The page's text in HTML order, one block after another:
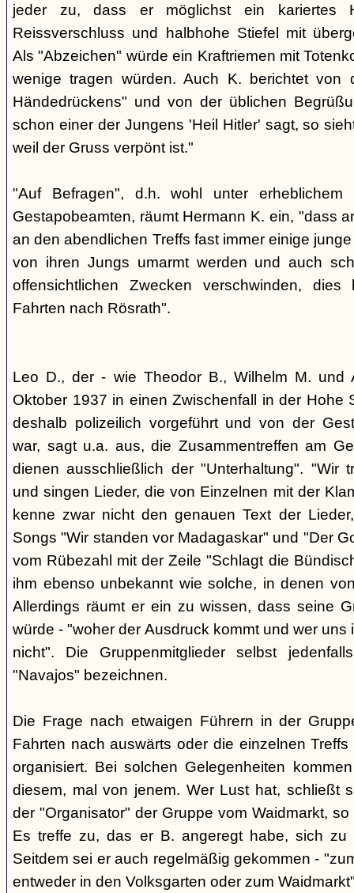
jeder zu, dass er möglichst ein kariertes
Reissverschluss und halbhohe Stiefel mit
Als "Abzeichen" würde ein Kraftriemen mit
wenige tragen würden. Auch K. berichtet von
Händedrückens" und von der üblichen
schon einer der Jungens 'Heil Hitler' sagt, so
weil der Gruss verpönt ist."
"Auf Befragen", d.h. wohl unter erheblichem
Gestapobeamten, räumt Hermann K. ein, "dass
an den abendlichen Treffs fast immer einige
von ihren Jungs umarmt werden und auch
offensichtlichen Zwecken verschwinden,
Fahrten nach Rösrath".
Leo D., der - wie Theodor B., Wilhelm M. und
Oktober 1937 in einen Zwischenfall in der Hohe
deshalb polizeilich vorgeführt und von der
war, sagt u.a. aus, die Zusammentreffen am
dienen ausschließlich der "Unterhaltung". "Wir
und singen Lieder, die von Einzelnen mit der
kenne zwar nicht den genauen Text der
Songs "Wir standen vor Madagaskar" und "Der
vom Rübezahl mit der Zeile "Schlagt die
ihm ebenso unbekannt wie solche, in denen
Allerdings räumt er ein zu wissen, dass seine
würde - "woher der Ausdruck kommt und wer
nicht". Die Gruppenmitglieder selbst
"Navajos" bezeichnen.
Die Frage nach etwaigen Führern in der
Fahrten nach auswärts oder die einzelnen
organisiert. Bei solchen Gelegenheiten
diesem, mal von jenem. Wer Lust hat, schließt
der "Organisator" der Gruppe vom Waidmarkt,
Es treffe zu, das er B. angeregt habe, sich zu
Seitdem sei er auch regelmäßig gekommen -
entweder in den Volksgarten oder zum